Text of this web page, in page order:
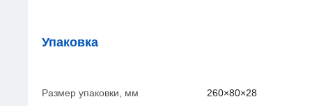
Упаковка
Размер упаковки, мм 260×80×28